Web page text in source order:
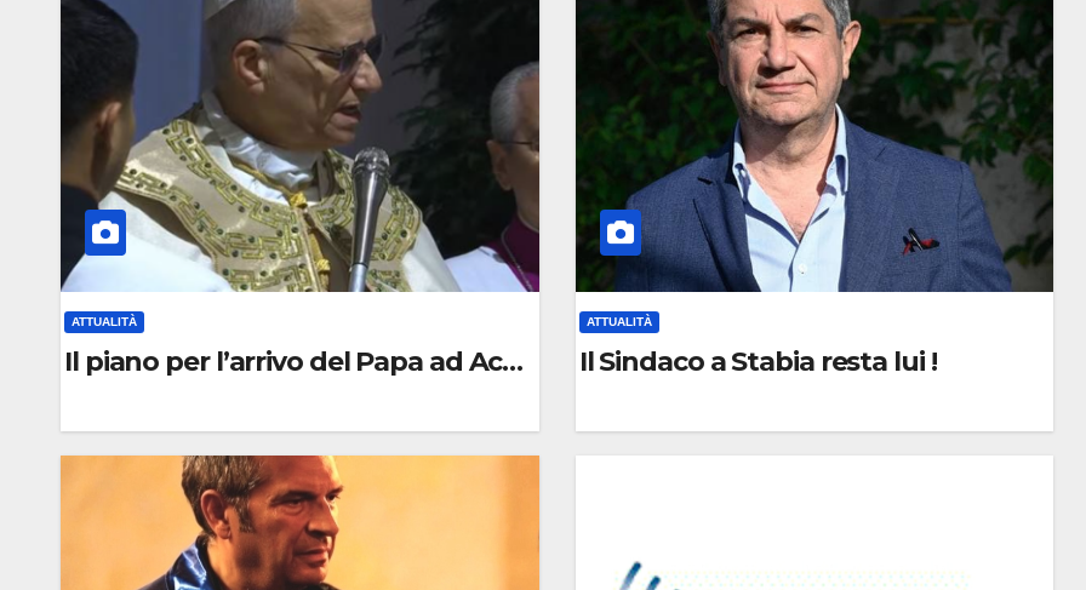
ATTUALITÀ
Il piano per l’arrivo del Papa ad Acerra
0
ATTUALITÀ
Il Sindaco a Stabia resta lui !
0